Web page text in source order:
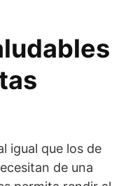
igual que los de
de una